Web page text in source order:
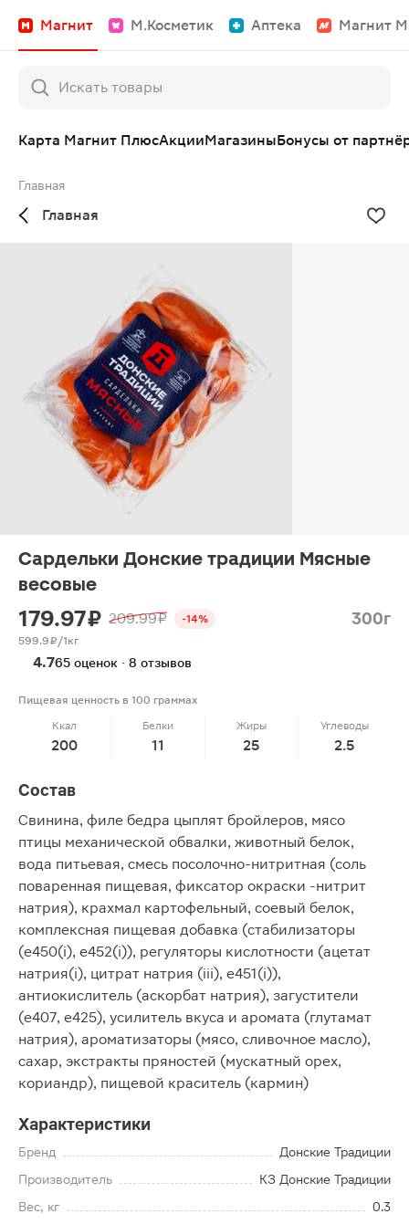
Магнит М.Косметик Аптека Магнит
Карта Магнит ПлюсАкцииМагазиныБонусы от
Главная
Главная
Сардельки Донские традиции Мясные
весовые
179.97 ₽ 209.99 ₽ -14% 300г
599.9 ₽/1кг
4.765 оценок · 8 отзывов
Пищевая ценность в 100 граммах
Ккал
200
Белки
11
Жиры
25
Углеводы
2.5
Состав
Свинина, филе бедра цыплят бройлеров, мясо
птицы механической обвалки, животный белок,
вода питьевая, смесь посолочно-нитритная (соль
поваренная пищевая, фиксатор окраски -нитрит
натрия), крахмал картофельный, соевый белок,
комплексная пищевая добавка (стабилизаторы
(е450(i), е452(i)), регуляторы кислотности (ацетат
натрия(i), цитрат натрия (iii), е451(i)),
антиокислитель (аскорбат натрия), загустители
(е407, е425), усилитель вкуса и аромата (глутамат
натрия), ароматизаторы (мясо, сливочное масло),
сахар, экстракты пряностей (мускатный орех,
кориандр), пищевой краситель (кармин)
Характеристики
Бренд
Донские Традиции
Производитель
КЗ Донские Традиции
Вес, кг
0.3